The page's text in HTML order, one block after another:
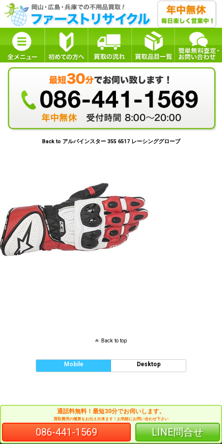
Back to アルパインスター 355 6517 レーシンググローブ
Back to top
Mobile Desktop
通話料無料！最短30分でお伺いします。
買取費用の概算をお伝え出来ます！お気軽にお問い合わせ下さい
086-441-1569 LINE問合せ